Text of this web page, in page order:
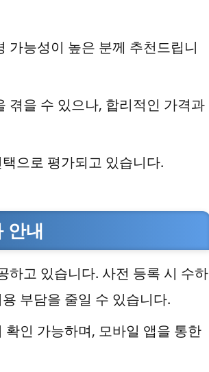
가능성이 높은 분께 추천드립니
겪을 수 있으나, 합리적인 가격과
으로 평가되고 있습니다.
안내
하고 있습니다. 사전 등록 시 수하
부담을 줄일 수 있습니다.
인 가능하며, 모바일 앱을 통한